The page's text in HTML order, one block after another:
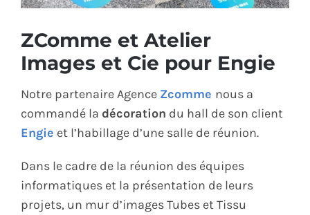
CONTACT
ZComme et Atelier
Images et Cie pour Engie
Notre partenaire Agence Zcomme nous a
commandé la décoration du hall de son client
Engie et l’habillage d’une salle de réunion.
Dans le cadre de la réunion des équipes
informatiques et la présentation de leurs
projets, un mur d’images Tubes et Tissu